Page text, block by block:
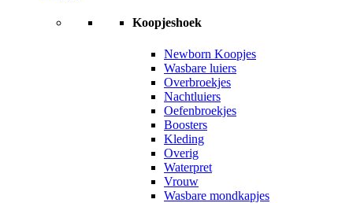
Koopjeshoek
Newborn Koopjes
Wasbare luiers
Overbroekjes
Nachtluiers
Oefenbroekjes
Boosters
Kleding
Overig
Waterpret
Vrouw
Wasbare mondkapjes